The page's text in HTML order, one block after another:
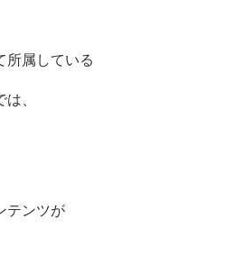
所属している
、
テンツが